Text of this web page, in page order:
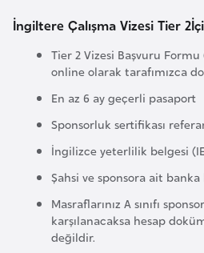
İngiltere Çalışma Vizesi Tier
Tier 2 Vizesi Başvuru
online olarak tarafımızca
En az 6 ay geçerli pasaport
Sponsorluk sertifikası
İngilizce yeterlilik belgesi
Şahsi ve sponsora ait
Masraflarınız A sınıfı
karşılanacaksa hesap
değildir.
n